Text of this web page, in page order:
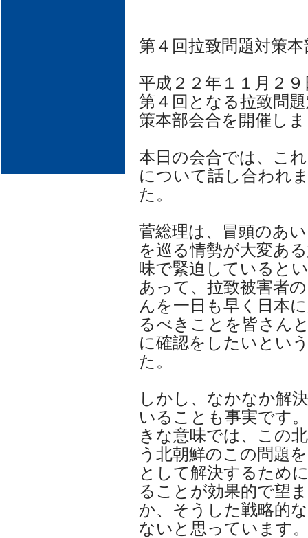
第４回拉致問題対策
平成２２年１１月２
第４回となる拉致問
策本部会合を開催し
本日の会合では、こ
について話し合われ
た。
菅総理は、冒頭のあ
を巡る情勢が大変あ
味で緊迫していると
あって、拉致被害者
んを一日も早く日本
るべきことを皆さん
に確認をしたいとい
た。
しかし、なかなか解
いることも事実です
きな意味では、この
う北朝鮮のこの問題
として解決するため
ることが効果的で望
か、そうした戦略的
ないと思っています